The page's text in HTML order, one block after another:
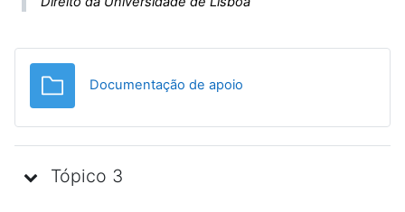
Documentação de apoio
Tópico 3